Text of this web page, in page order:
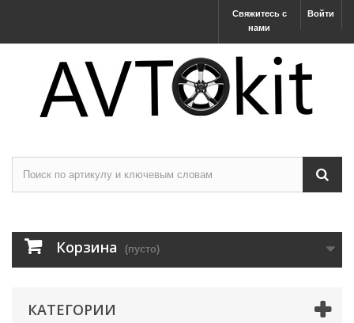
Войти
Свяжитесь с
нами
Корзина (пусто)
КАТЕГОРИИ